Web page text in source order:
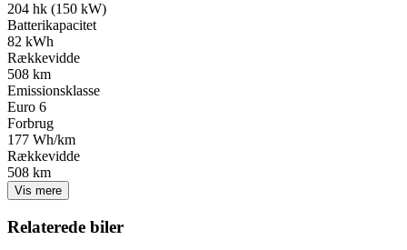
204 hk (150 kW)
Batterikapacitet
82 kWh
Rækkevidde
508 km
Emissionsklasse
Euro 6
Forbrug
177 Wh/km
Rækkevidde
508 km
Vis mere
Relaterede biler